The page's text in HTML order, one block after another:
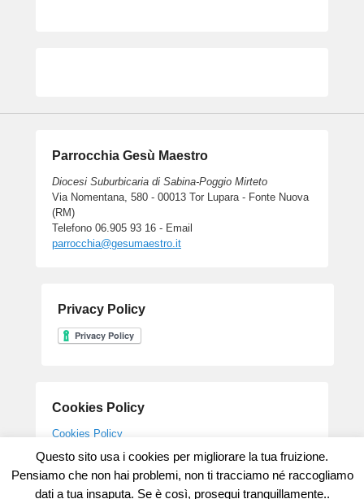
Parrocchia Gesù Maestro
Diocesi Suburbicaria di Sabina-Poggio Mirteto
Via Nomentana, 580 - 00013 Tor Lupara - Fonte Nuova
(RM)
Telefono 06.905 93 16 - Email
parrocchia@gesumaestro.it
Privacy Policy
Cookies Policy
Cookies Policy
Questo sito usa i cookies per migliorare la tua fruizione.
Pensiamo che non hai problemi, non ti tracciamo né raccogliamo
dati a tua insaputa. Se è così, prosegui tranquillamente..